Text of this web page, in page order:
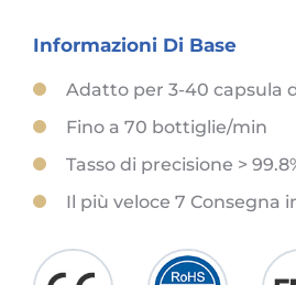
Informazioni Di Base
Adatto per 3-40 capsula
Fino a 70 bottiglie/min
Tasso di precisione >
Il più veloce 7 Consegna